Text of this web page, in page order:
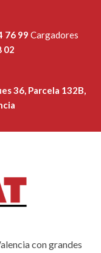
76 99 Cargadores
02
36, Parcela 132B,
con grandes